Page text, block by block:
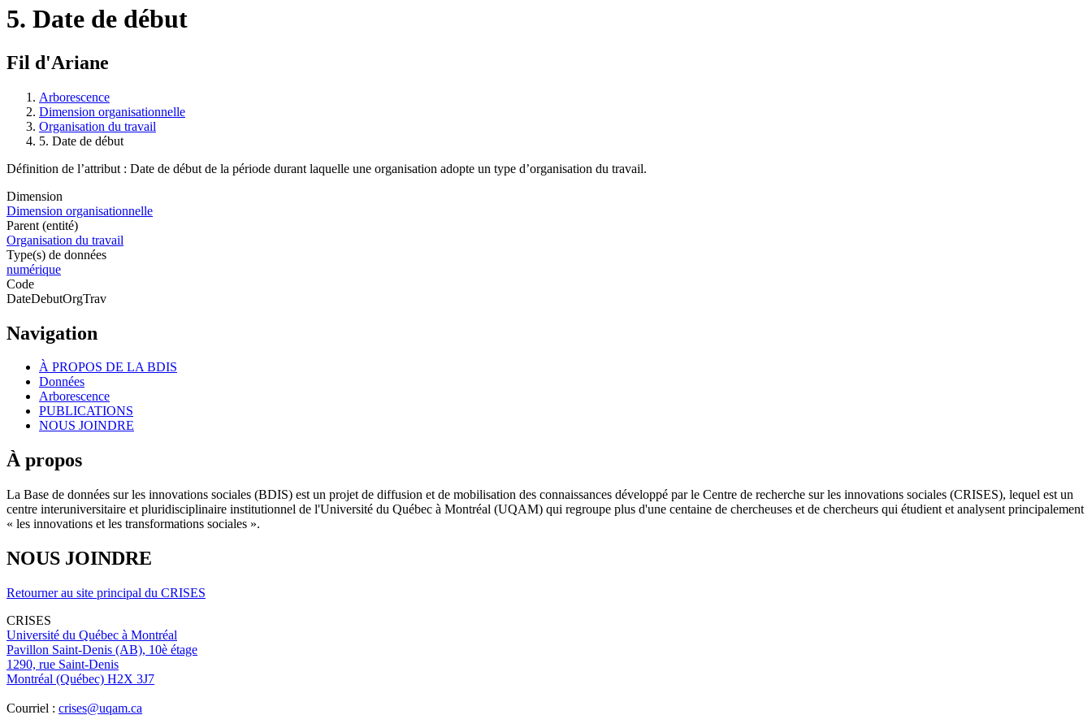
5. Date de début
Fil d'Ariane
Arborescence
Dimension organisationnelle
Organisation du travail
5. Date de début
Définition de l’attribut : Date de début de la période durant laquelle une organisation adopte un type d’organisation du travail.
Dimension
Dimension organisationnelle
Parent (entité)
Organisation du travail
Type(s) de données
numérique
Code
DateDebutOrgTrav
Navigation
À PROPOS DE LA BDIS
Données
Arborescence
PUBLICATIONS
NOUS JOINDRE
À propos
La Base de données sur les innovations sociales (BDIS) est un projet de diffusion et de mobilisation des connaissances développé par le Centre de recherche sur les innovations sociales (CRISES), lequel est un
centre interuniversitaire et pluridisciplinaire institutionnel de l'Université du Québec à Montréal (UQAM) qui regroupe plus d'une centaine de chercheuses et de chercheurs qui étudient et analysent principalement
« les innovations et les transformations sociales ».
NOUS JOINDRE
Retourner au site principal du CRISES
CRISES
Université du Québec à Montréal
Pavillon Saint-Denis (AB), 10è étage
1290, rue Saint-Denis
Montréal (Québec) H2X 3J7
Courriel : crises@uqam.ca